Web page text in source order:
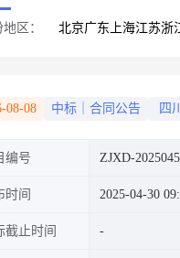
区： 北京广东 上海江苏浙
08-08 中标｜合同公告 四
编号 ZJXD-
时间 2025-04-30
截止时间